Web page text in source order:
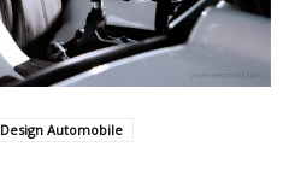
Design Automobile